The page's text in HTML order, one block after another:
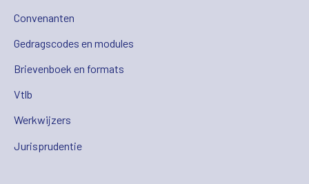
Convenanten
Gedragscodes en modules
Brievenboek en formats
Vtlb
Werkwijzers
Jurisprudentie